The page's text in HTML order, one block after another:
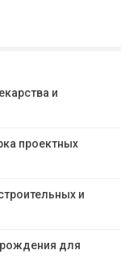
и
проектных
и
для